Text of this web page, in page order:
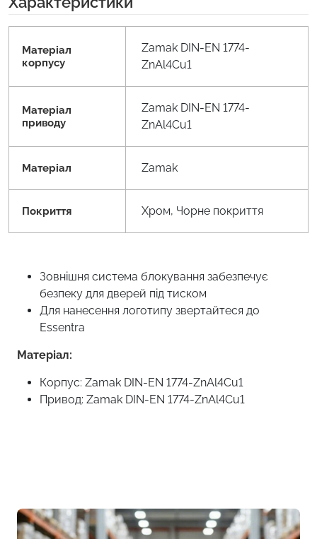
Матеріал
корпусу
Zamak DIN-EN 1774-
ZnAl4Cu1
Матеріал
приводу
Zamak DIN-EN 1774-
ZnAl4Cu1
Матеріал Zamak
Покриття Хром, Чорне покриття
Зовнішня система блокування забезпечує
безпеку для дверей під тиском
Для нанесення логотипу звертайтеся до
Essentra
Матеріал:
Корпус: Zamak DIN-EN 1774-ZnAl4Cu1
Привод: Zamak DIN-EN 1774-ZnAl4Cu1